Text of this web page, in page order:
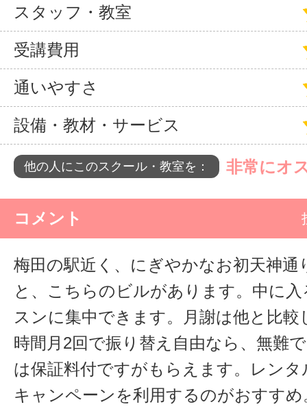
スタッフ・教室
受講費用
通いやすさ
設備・教材・サービス
他の人にこのスクール・教室を： 非常にオ
コメント
梅田の駅近く、にぎやかなお初天神通
と、こちらのビルがあります。中に
スンに集中できます。月謝は他と比較
時間月2回で振り替え自由なら、無難
は保証料付ですがもらえます。レンタ
キャンペーンを利用するのがおすす